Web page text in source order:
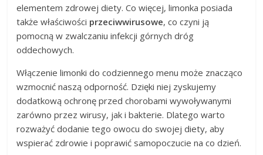
elementem zdrowej diety. Co więcej, limonka posiada
także właściwości przeciwwirusowe, co czyni ją
pomocną w zwalczaniu infekcji górnych dróg
oddechowych.
Włączenie limonki do codziennego menu może znacząco
wzmocnić naszą odporność. Dzięki niej zyskujemy
dodatkową ochronę przed chorobami wywoływanymi
zarówno przez wirusy, jak i bakterie. Dlatego warto
rozważyć dodanie tego owocu do swojej diety, aby
wspierać zdrowie i poprawić samopoczucie na co dzień.